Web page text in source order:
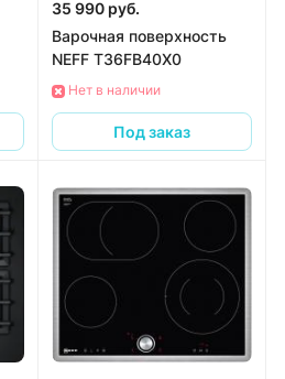
35 990 руб.
Варочная поверхность
NEFF T36FB40X0
Нет в наличии
Под заказ